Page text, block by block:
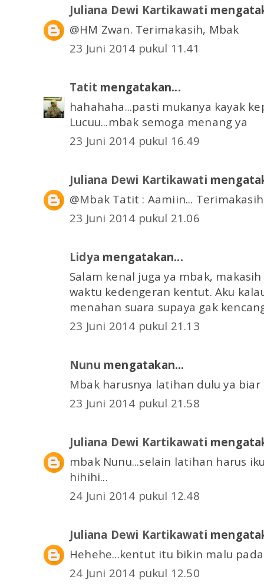
Juliana Dewi Kartikawati
@HM Zwan. Terimakasih, Mbak
23 Juni 2014 pukul 11.41
Tatit mengatakan...
hahahaha...pasti mukanya kayak
Lucuu...mbak semoga menang ya
23 Juni 2014 pukul 16.49
Juliana Dewi Kartikawati
@Mbak Tatit : Aamiin...
23 Juni 2014 pukul 21.06
Lidya mengatakan...
Salam kenal juga ya mbak,
waktu kedengeran kentut. Aku
menahan suara supaya gak
23 Juni 2014 pukul 21.13
Nunu mengatakan...
Mbak harusnya latihan dulu ya
23 Juni 2014 pukul 21.58
Juliana Dewi Kartikawati
mbak Nunu...selain latihan harus
hihihi...
24 Juni 2014 pukul 12.48
Juliana Dewi Kartikawati
Hehehe...kentut itu bikin malu
24 Juni 2014 pukul 12.50